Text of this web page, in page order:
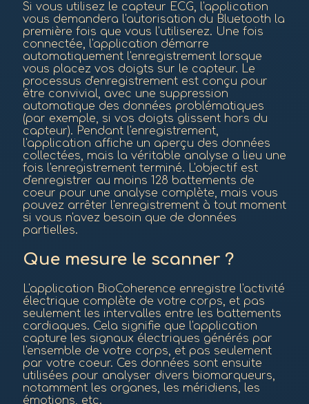
Si vous utilisez le capteur ECG, l'application
vous demandera l'autorisation du Bluetooth la
première fois que vous l'utiliserez. Une fois
connectée, l'application démarre
automatiquement l'enregistrement lorsque
vous placez vos doigts sur le capteur. Le
processus d'enregistrement est conçu pour
être convivial, avec une suppression
automatique des données problématiques
(par exemple, si vos doigts glissent hors du
capteur). Pendant l'enregistrement,
l'application affiche un aperçu des données
collectées, mais la véritable analyse a lieu une
fois l'enregistrement terminé. L'objectif est
d'enregistrer au moins 128 battements de
coeur pour une analyse complète, mais vous
pouvez arrêter l'enregistrement à tout moment
si vous n'avez besoin que de données
partielles.
Que mesure le scanner ?
L'application BioCoherence enregistre l'activité
électrique complète de votre corps, et pas
seulement les intervalles entre les battements
cardiaques. Cela signifie que l'application
capture les signaux électriques générés par
l'ensemble de votre corps, et pas seulement
par votre coeur. Ces données sont ensuite
utilisées pour analyser divers biomarqueurs,
notamment les organes, les méridiens, les
émotions, etc.